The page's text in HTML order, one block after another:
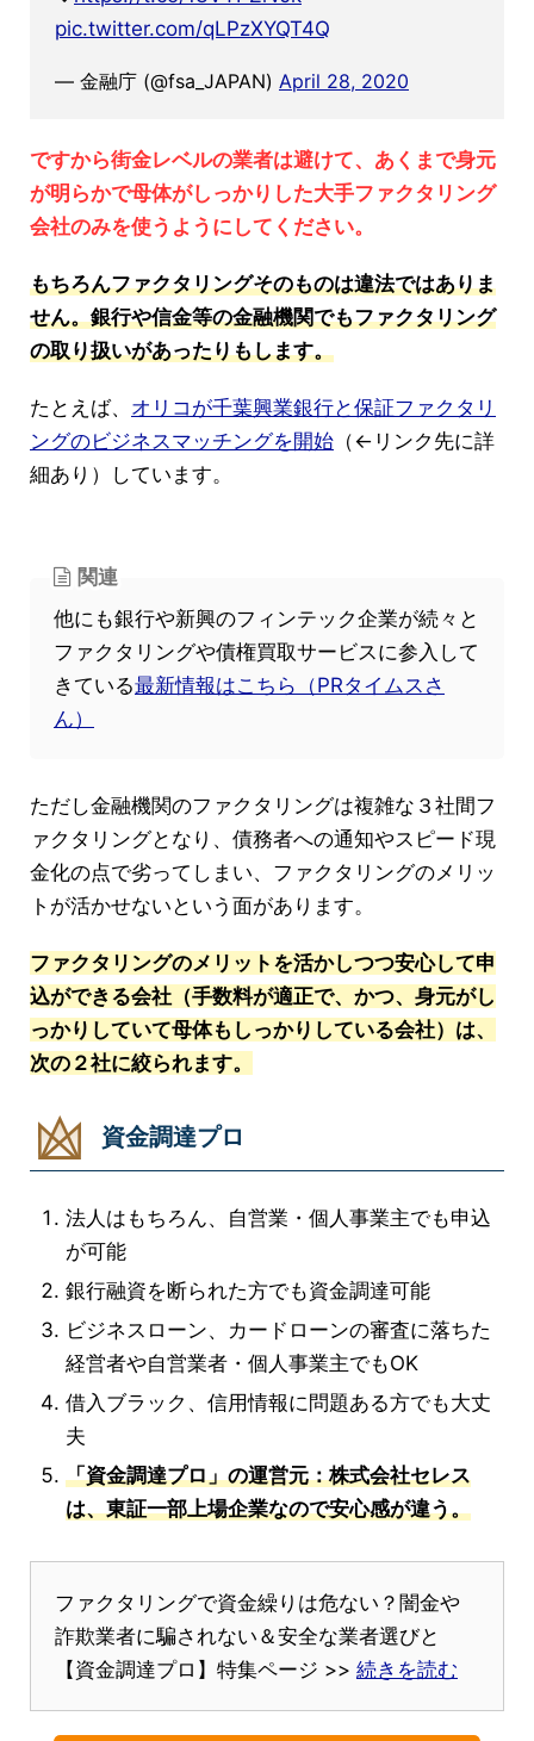
pic.twitter.com/qLPzXYQT4Q
— 金融庁 (@fsa_JAPAN) April 28, 2020
ですから街金レベルの業者は避けて、あくまで身元
が明らかで母体がしっかりした大手ファクタリング
会社のみを使うようにしてください。
もちろんファクタリングそのものは違法ではありま
せん。銀行や信金等の金融機関でもファクタリング
の取り扱いがあったりもします。
たとえば、 オリコが千葉興業銀行と保証ファクタリ
ングのビジネスマッチングを開始 （←リンク先に詳
細あり）しています。
関連
他にも銀行や新興のフィンテック企業が続々と
ファクタリングや債権買取サービスに参入して
きている最新情報はこちら（PRタイムスさ
ん）
ただし金融機関のファクタリングは複雑な３社間フ
ァクタリングとなり、債務者への通知やスピード現
金化の点で劣ってしまい、ファクタリングのメリッ
トが活かせないという面があります。
ファクタリングのメリットを活かしつつ安心して申
込ができる会社（手数料が適正で、かつ、身元がし
っかりしていて母体もしっかりしている会社）は、
次の２社に絞られます。
資金調達プロ
法人はもちろん、自営業・個人事業主でも申込
が可能
銀行融資を断られた方でも資金調達可能
ビジネスローン、カードローンの審査に落ちた
経営者や自営業者・個人事業主でもOK
借入ブラック、信用情報に問題ある方でも大丈
夫
「資金調達プロ」の運営元：株式会社セレス
は、東証一部上場企業なので安心感が違う。
ファクタリングで資金繰りは危ない？闇金や
詐欺業者に騙されない＆安全な業者選びと
【資金調達プロ】特集ページ >> 続きを読む